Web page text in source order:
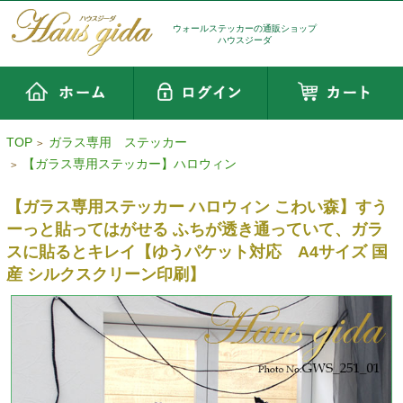
ウォールステッカーの通販ショップ
ハウスジーダ
TOP > ガラス専用 ステッカー
> 【ガラス専用ステッカー】ハロウィン
【ガラス専用ステッカー ハロウィン こわい森】すう
ーっと貼ってはがせる ふちが透き通っていて、ガラ
スに貼るとキレイ【ゆうパケット対応 A4サイズ 国
産 シルクスクリーン印刷】